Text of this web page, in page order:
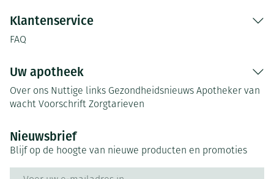
Klantenservice
FAQ
Uw apotheek
Over ons Nuttige links Gezondheidsnieuws Apotheker van
wacht Voorschrift Zorgtarieven
Nieuwsbrief
Blijf op de hoogte van nieuwe producten en promoties